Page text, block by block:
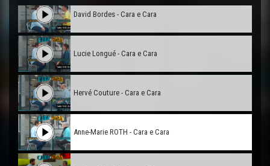
David Bordes - Cara e Cara
Lucie Longué - Cara e Cara
Hervé Couture - Cara e Cara
Anne-Marie ROTH - Cara e Cara